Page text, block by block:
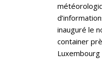
inauguré le
container